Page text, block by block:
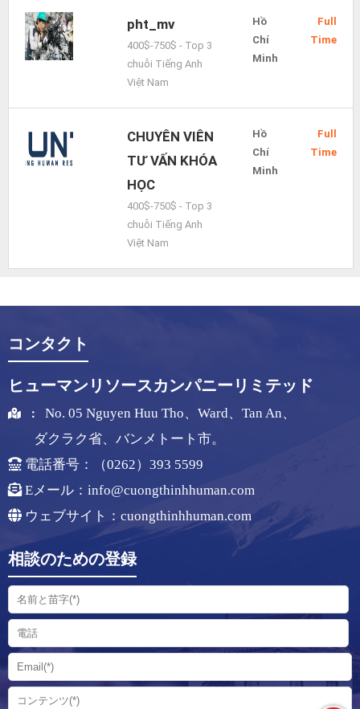
pht_mv
400$-750$ - Top 3
chuỗi Tiếng Anh
Việt Nam
Hồ
Chí
Minh
Full
Time
CHUYÊN VIÊN
TƯ VẤN KHÓA
HỌC
400$-750$ - Top 3
chuỗi Tiếng Anh
Việt Nam
Hồ
Chí
Minh
Full
Time
コンタクト
ヒューマンリソースカンパニーリミテッド
： No. 05 Nguyen Huu Tho、Ward、Tan An、
ダクラク省、バンメトート市。
電話番号：（0262）393 5599
Eメール： info@cuongthinhhuman.com
ウェブサイト：cuongthinhhuman.com
相談のための登録